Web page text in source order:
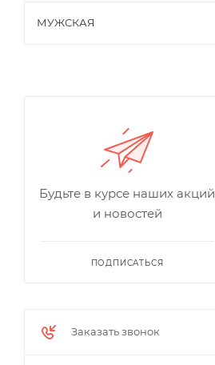
МУЖСКАЯ
Будьте в курсе наших акций
и новостей
ПОДПИСАТЬСЯ
Заказать звонок